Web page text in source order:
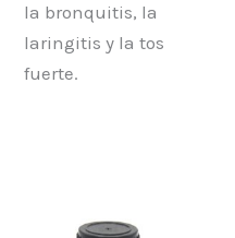
la bronquitis, la
laringitis y la tos
fuerte.